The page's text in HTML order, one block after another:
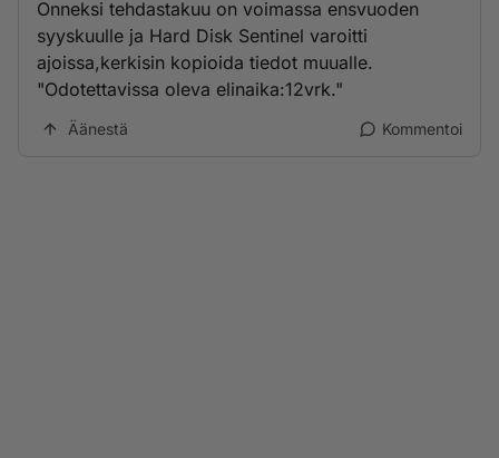
Onneksi tehdastakuu on voimassa ensvuoden
syyskuulle ja Hard Disk Sentinel varoitti
ajoissa,kerkisin kopioida tiedot muualle.
"Odotettavissa oleva elinaika:12vrk."
Äänestä Kommentoi